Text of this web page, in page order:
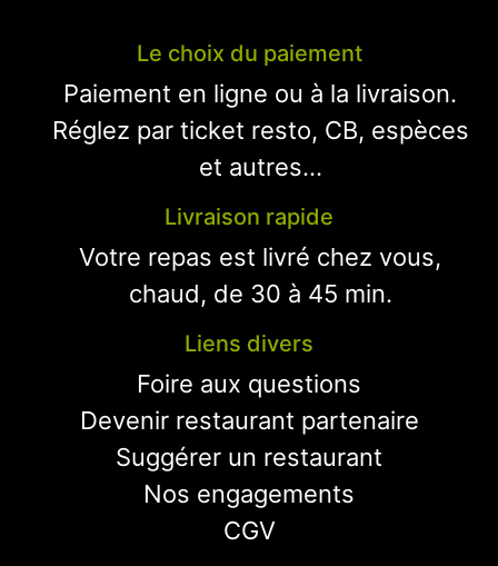
Le choix du paiement
Paiement en ligne ou à la livraison.
Réglez par ticket resto, CB, espèces
et autres...
Livraison rapide
Votre repas est livré chez vous,
chaud, de 30 à 45 min.
Liens divers
Foire aux questions
Devenir restaurant partenaire
Suggérer un restaurant
Nos engagements
CGV